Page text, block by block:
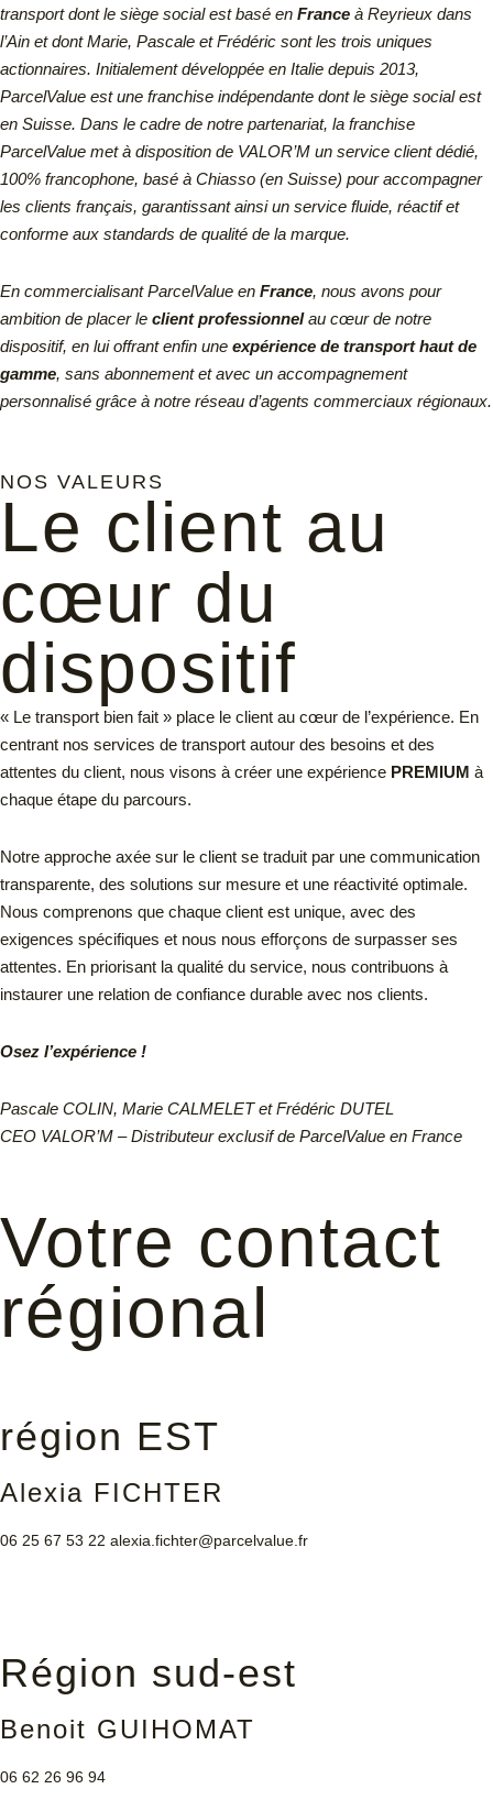
transport dont le siège social est basé en France à Reyrieux dans
l’Ain et dont Marie, Pascale et Frédéric sont les trois uniques
actionnaires. Initialement développée en Italie depuis 2013,
ParcelValue est une franchise indépendante dont le siège social est
en Suisse. Dans le cadre de notre partenariat, la franchise
ParcelValue met à disposition de VALOR’M un service client dédié,
100% francophone, basé à Chiasso (en Suisse) pour accompagner
les clients français, garantissant ainsi un service fluide, réactif et
conforme aux standards de qualité de la marque.
En commercialisant ParcelValue en France, nous avons pour
ambition de placer le client professionnelau cœur de notre
dispositif, en lui offrant enfin une expérience de transport haut de
gamme, sans abonnement et avec un accompagnement
personnalisé grâce à notre réseau d’agents commerciaux régionaux.
NOS VALEURS
Le client au
cœur du
dispositif
« Le transport bien fait » place le client au cœur de l’expérience. En
centrant nos services de transport autour des besoins et des
attentes du client, nous visons à créer une expérience PREMIUM à
chaque étape du parcours.
Notre approche axée sur le client se traduit par une communication
transparente, des solutions sur mesure et une réactivité optimale.
Nous comprenons que chaque client est unique, avec des
exigences spécifiques et nous nous efforçons de surpasser ses
attentes. En priorisant la qualité du service, nous contribuons à
instaurer une relation de confiance durable avec nos clients.
Osez l’expérience !
Pascale COLIN, Marie CALMELET et Frédéric DUTEL
CEO VALOR’M – Distributeur exclusif de ParcelValue en France
Votre contact
régional
région EST
Alexia FICHTER
06 25 67 53 22 alexia.fichter@parcelvalue.fr
Région sud-est
Benoit GUIHOMAT
06 62 26 96 94